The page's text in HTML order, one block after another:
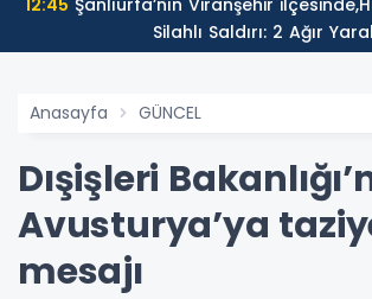
12:45
Silahlı Saldırı: 2 Ağır
Anasayfa GÜNCEL
Dışişleri
Avusturya’ya
mesajı